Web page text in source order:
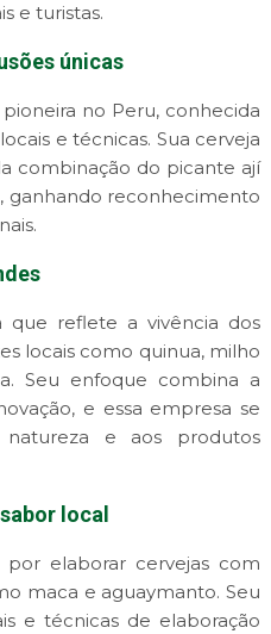
e turistas.
únicas
no Peru, conhecida
e técnicas. Sua cerveja
combinação do picante ají
ganhando reconhecimento
que reflete a vivência dos
locais como quinua, milho
Seu enfoque combina a
e essa empresa se
e aos produtos
local
elaborar cervejas com
maca e aguaymanto. Seu
e técnicas de elaboração